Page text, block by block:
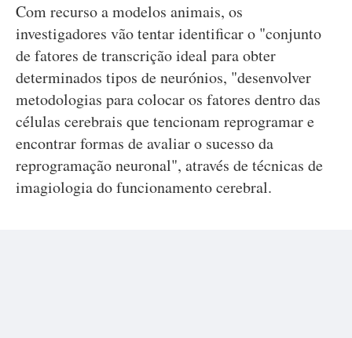
Com recurso a modelos animais, os
investigadores vão tentar identificar o "conjunto
de fatores de transcrição ideal para obter
determinados tipos de neurónios, "desenvolver
metodologias para colocar os fatores dentro das
células cerebrais que tencionam reprogramar e
encontrar formas de avaliar o sucesso da
reprogramação neuronal", através de técnicas de
imagiologia do funcionamento cerebral.